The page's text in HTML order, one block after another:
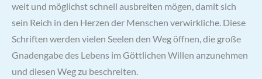
weit und möglichst schnell ausbreiten mögen, damit sich
sein Reich in den Herzen der Menschen verwirkliche. Diese
Schriften werden vielen Seelen den Weg öffnen, die große
Gnadengabe des Lebens im Göttlichen Willen anzunehmen
und diesen Weg zu beschreiten.